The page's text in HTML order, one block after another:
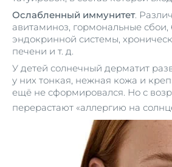
Ослабленный иммунитет.
авитаминоз, гормональные сбои,
эндокринной системы,
печени и т. д.
У детей солнечный дерматит
у них тонкая, нежная кожа и
ещё не сформировался. Но с
перерастают «аллергию на